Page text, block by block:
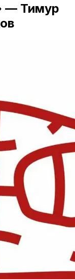
— Тимур